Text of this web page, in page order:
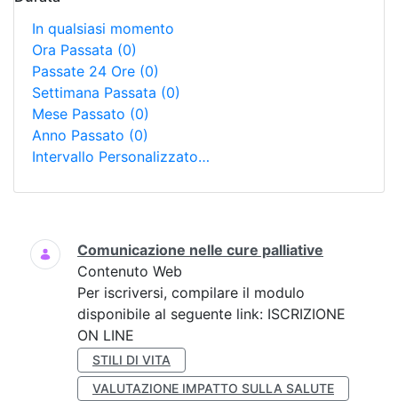
In qualsiasi momento
Ora Passata (0)
Passate 24 Ore (0)
Settimana Passata (0)
Mese Passato (0)
Anno Passato (0)
Intervallo Personalizzato…
Ricerca
Comunicazione nelle cure palliative
Contenuto Web
Per iscriversi, compilare il modulo
disponibile al seguente link: ISCRIZIONE
ON LINE
STILI DI VITA
VALUTAZIONE IMPATTO SULLA SALUTE